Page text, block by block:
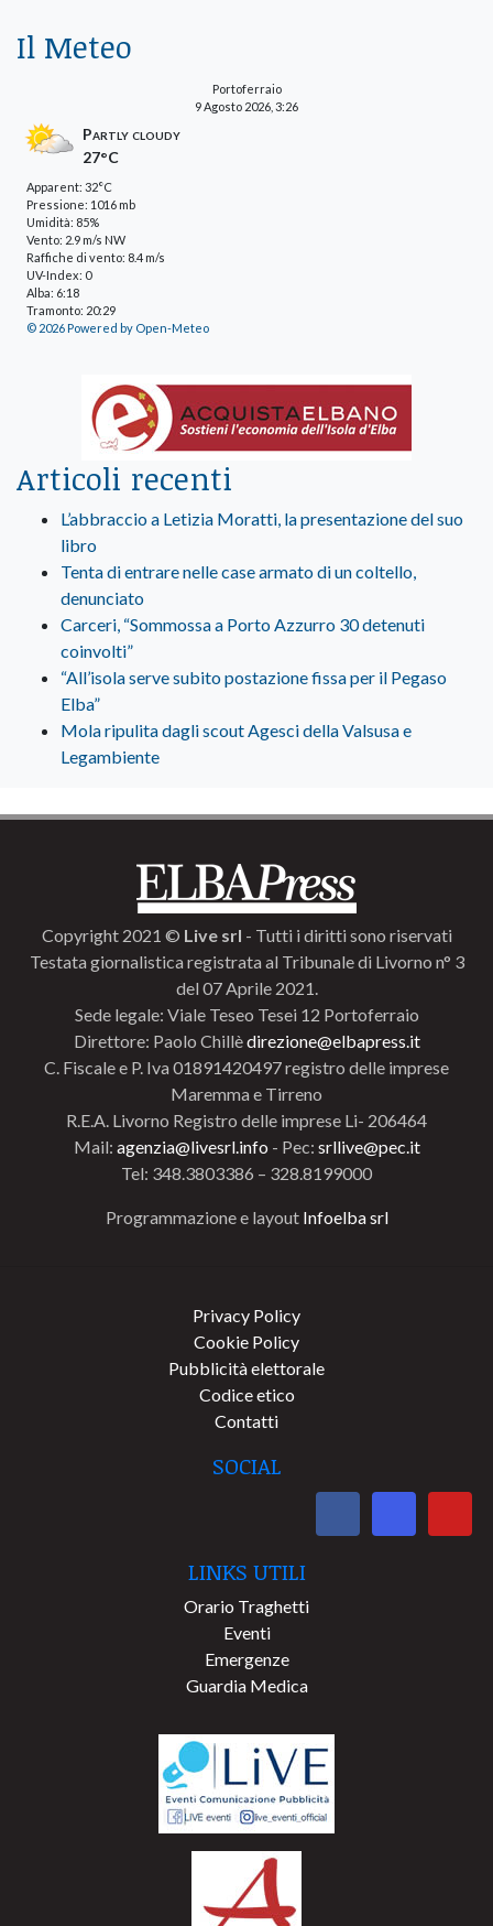
Il Meteo
Portoferraio
9 Agosto 2026, 3:26
Partly cloudy
27°C
Apparent: 32°C
Pressione: 1016 mb
Umidità: 85%
Vento: 2.9 m/s NW
Raffiche di vento: 8.4 m/s
UV-Index: 0
Alba: 6:18
Tramonto: 20:29
© 2026 Powered by Open-Meteo
Articoli recenti
L’abbraccio a Letizia Moratti, la presentazione del suo
libro
Tenta di entrare nelle case armato di un coltello,
denunciato
Carceri, “Sommossa a Porto Azzurro 30 detenuti
coinvolti”
“All’isola serve subito postazione fissa per il Pegaso
Elba”
Mola ripulita dagli scout Agesci della Valsusa e
Legambiente
Copyright 2021 © Live srl - Tutti i diritti sono riservati
Testata giornalistica registrata al Tribunale di Livorno n° 3
del 07 Aprile 2021.
Sede legale: Viale Teseo Tesei 12 Portoferraio
Direttore: Paolo Chillèdirezione@elbapress.it
C. Fiscale e P. Iva 01891420497 registro delle imprese
Maremma e Tirreno
R.E.A. Livorno Registro delle imprese Li- 206464
Mail: agenzia@livesrl.info - Pec: srllive@pec.it
Tel: 348.3803386 – 328.8199000
Programmazione e layout Infoelba srl
Privacy Policy
Cookie Policy
Pubblicità elettorale
Codice etico
Contatti
SOCIAL
LINKS UTILI
Orario Traghetti
Eventi
Emergenze
Guardia Medica